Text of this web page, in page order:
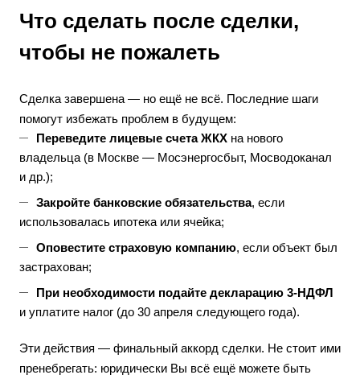
Что сделать после сделки,
чтобы не пожалеть
Сделка завершена — но ещё не всё. Последние шаги
помогут избежать проблем в будущем:
Переведите лицевые счета ЖКХ на нового
владельца (в Москве — Мосэнергосбыт, Мосводоканал
и др.);
Закройте банковские обязательства, если
использовалась ипотека или ячейка;
Оповестите страховую компанию, если объект был
застрахован;
При необходимости подайте декларацию 3-НДФЛ
и уплатите налог (до 30 апреля следующего года).
Эти действия — финальный аккорд сделки. Не стоит ими
пренебрегать: юридически Вы всё ещё можете быть